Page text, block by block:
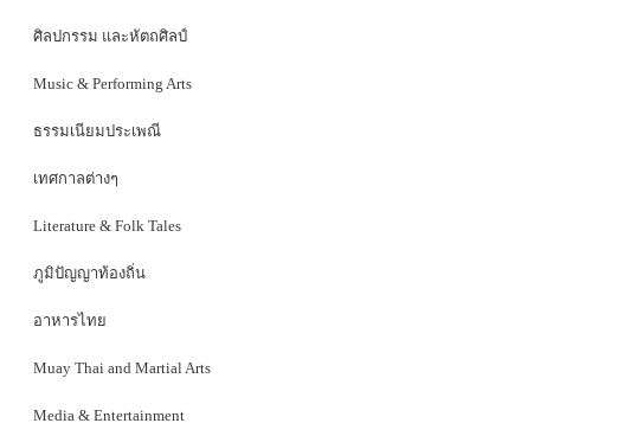
ศิลปกรรม และหัตถศิลป์
Music & Performing Arts
ธรรมเนียมประเพณี
เทศกาลต่างๆ
Literature & Folk Tales
ภูมิปัญญาท้องถิ่น
อาหารไทย
Muay Thai and Martial Arts
Media & Entertainment